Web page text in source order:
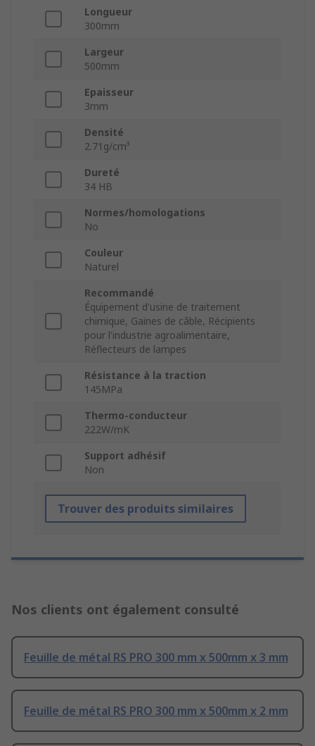
Longueur
300mm
Largeur
500mm
Epaisseur
3mm
Densité
2.71g/cm³
Dureté
34 HB
Normes/homologations
No
Couleur
Naturel
Recommandé
Équipement d'usine de traitement
chimique, Gaines de câble, Récipients
pour l'industrie agroalimentaire,
Réflecteurs de lampes
Résistance à la traction
145MPa
Thermo-conducteur
222W/mK
Support adhésif
Non
Trouver des produits similaires
Nos clients ont également consulté
Feuille de métal RS PRO 300 mm x 500mm x 3 mm
Feuille de métal RS PRO 300 mm x 500mm x 2 mm